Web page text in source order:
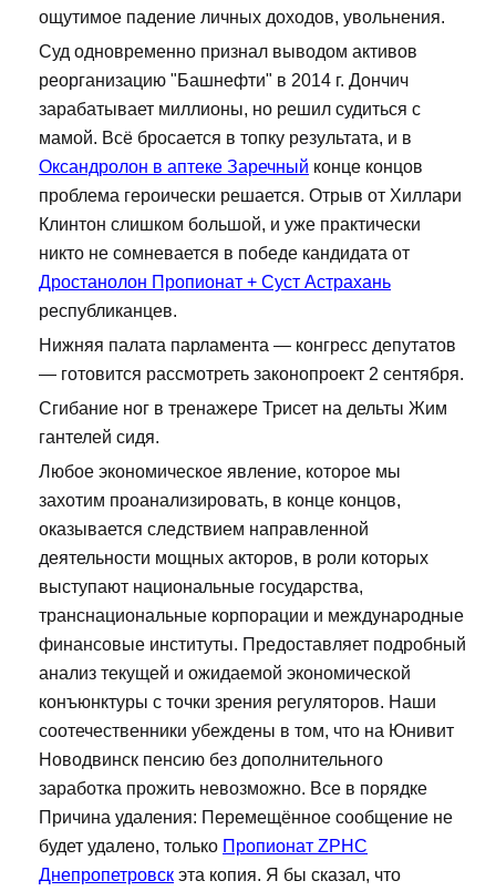
ощутимое падение личных доходов, увольнения.
Суд одновременно признал выводом активов
реорганизацию "Башнефти" в 2014 г. Дончич
зарабатывает миллионы, но решил судиться с
мамой. Всё бросается в топку результата, и в
Оксандролон в аптеке Заречный конце концов
проблема героически решается. Отрыв от Хиллари
Клинтон слишком большой, и уже практически
никто не сомневается в победе кандидата от
Дростанолон Пропионат + Суст Астрахань
республиканцев.
Нижняя палата парламента — конгресс депутатов
— готовится рассмотреть законопроект 2 сентября.
Сгибание ног в тренажере Трисет на дельты Жим
гантелей сидя.
Любое экономическое явление, которое мы
захотим проанализировать, в конце концов,
оказывается следствием направленной
деятельности мощных акторов, в роли которых
выступают национальные государства,
транснациональные корпорации и международные
финансовые институты. Предоставляет подробный
анализ текущей и ожидаемой экономической
конъюнктуры с точки зрения регуляторов. Наши
соотечественники убеждены в том, что на Юнивит
Новодвинск пенсию без дополнительного
заработка прожить невозможно. Все в порядке
Причина удаления: Перемещённое сообщение не
будет удалено, только Пропионат ZPHC
Днепропетровск эта копия. Я бы сказал, что